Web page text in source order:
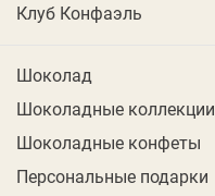
Клуб Конфаэль
Шоколад
Шоколадные коллекции
Шоколадные конфеты
Персональные подарки